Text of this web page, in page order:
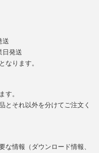
送
日発送
なります。
す。
とそれ以外を分けてご注文く
な情報（ダウンロード情報、